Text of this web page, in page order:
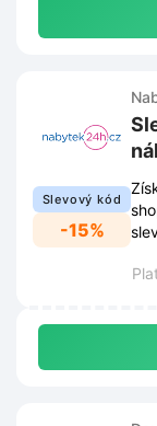
Slevový kód
-15%